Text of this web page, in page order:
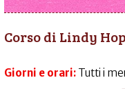
Corso di Lindy
Giorni e orari: Tutti i